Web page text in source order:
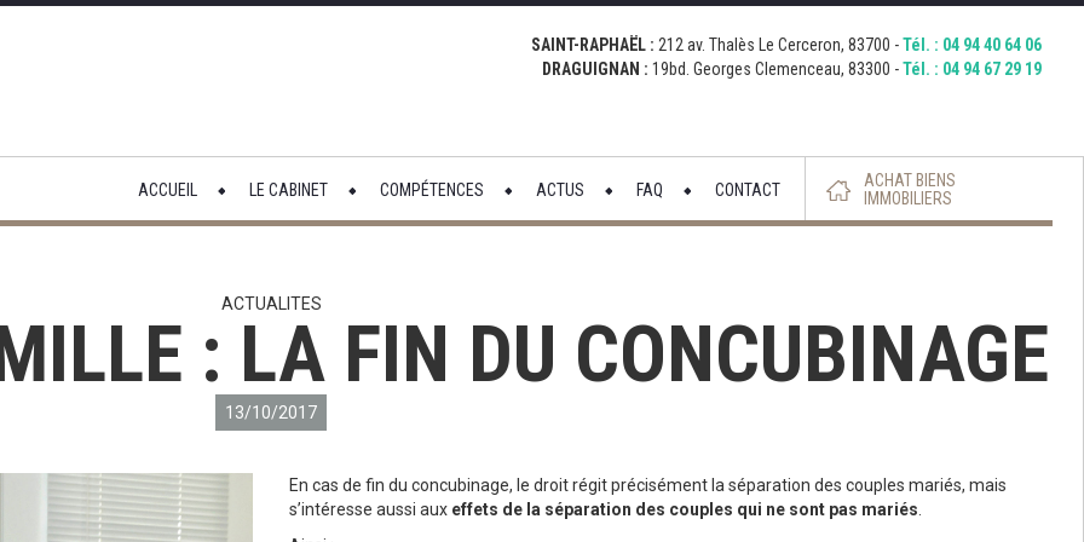
France" zoom="15" desc="AVOCAT BERNARDI DRAGUIGNAN" icon="http://bernardi.demo.comkwatt.com/wp-
zoom="15" desc="AVOCAT BERNARDI SAINT RAPHAEL" icon="http://bernardi.demo.comkwatt.com/wp-
SAINT-RAPHAËL : 212 av. Thalès Le Cerceron, 83700 -Tél. : 04 94 40 64 06
DRAGUIGNAN : 19bd. Georges Clemenceau, 83300 -Tél. : 04 94 67 29 19
ACCUEIL LE CABINET COMPÉTENCES ACTUS FAQ CONTACT
ACHAT BIENS
IMMOBILIERS
ACTUALITES
: LA FIN DU CONCUBINAGE
13/10/2017
En cas de fin du concubinage, le droit régit précisément la séparation des couples mariés, mais
s’intéresse aussi aux effets de la séparation des couples qui ne sont pas mariés